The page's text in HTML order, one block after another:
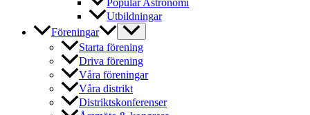
Utbildningar
Föreningar
Starta förening
Driva förening
Våra föreningar
Våra distrikt
Distriktskonferenser